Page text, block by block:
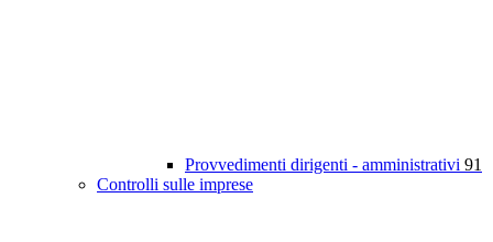
Provvedimenti dirigenti - amministrativi 91
Controlli sulle imprese